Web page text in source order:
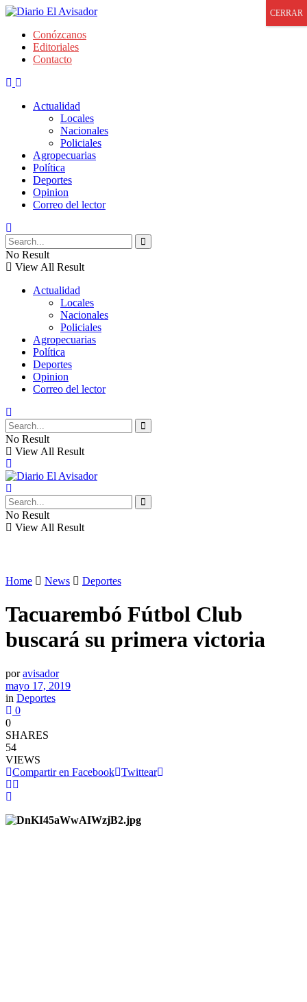
Conózcanos
Editoriales
Contacto
Actualidad
Locales
Nacionales
Policiales
Agropecuarias
Política
Deportes
Opinion
Correo del lector
No Result
View All Result
Actualidad
Locales
Nacionales
Policiales
Agropecuarias
Política
Deportes
Opinion
Correo del lector
No Result
View All Result
No Result
View All Result
Home News Deportes
Tacuarembó Fútbol Club
buscará su primera victoria
por avisador
mayo 17, 2019
in Deportes
0
0
SHARES
54
VIEWS
Compartir en Facebook Twittear
CERRAR